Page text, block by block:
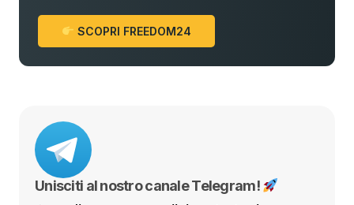
SCOPRI FREEDOM24
Unisciti al nostro canale Telegram!